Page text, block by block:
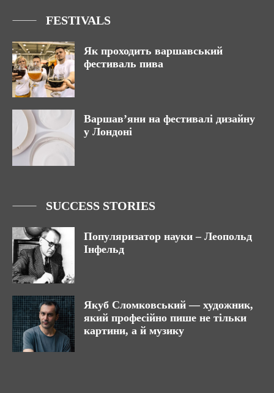
FESTIVALS
Як проходить варшавський
фестиваль пива
Варшав’яни на фестивалі дизайну
у Лондоні
SUCCESS STORIES
Популяризатор науки – Леопольд
Інфельд
Якуб Сломковський — художник,
який професійно пише не тільки
картини, а й музику